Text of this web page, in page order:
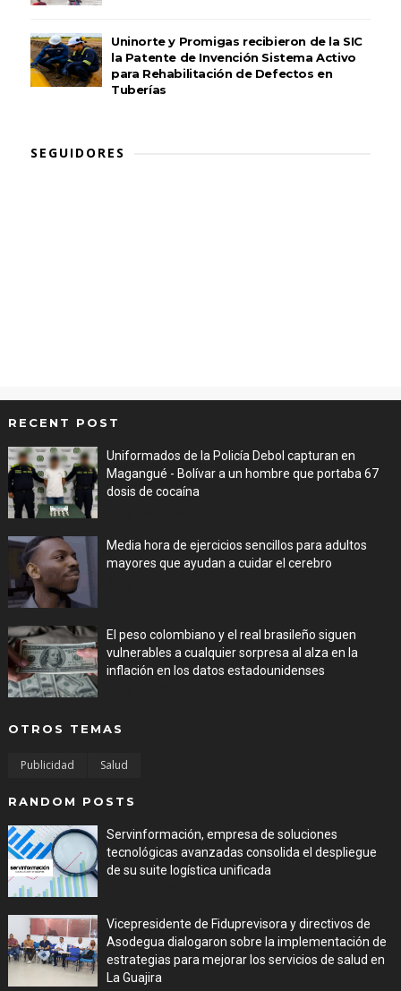
Uninorte y Promigas recibieron de la SIC
la Patente de Invención Sistema Activo
para Rehabilitación de Defectos en
Tuberías
SEGUIDORES
RECENT POST
Uniformados de la Policía Debol capturan en
Magangué - Bolívar a un hombre que portaba 67
dosis de cocaína
Media hora de ejercicios sencillos para adultos
mayores que ayudan a cuidar el cerebro
El peso colombiano y el real brasileño siguen
vulnerables a cualquier sorpresa al alza en la
inflación en los datos estadounidenses
OTROS TEMAS
Publicidad Salud
RANDOM POSTS
Servinformación, empresa de soluciones
tecnológicas avanzadas consolida el despliegue
de su suite logística unificada
Vicepresidente de Fiduprevisora y directivos de
Asodegua dialogaron sobre la implementación de
estrategias para mejorar los servicios de salud en
La Guajira